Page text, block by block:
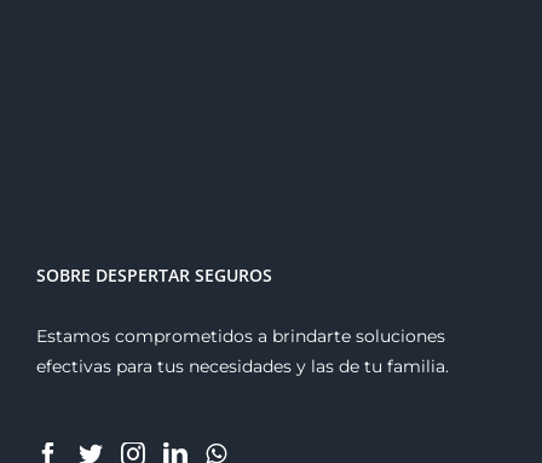
SOBRE DESPERTAR SEGUROS
Estamos comprometidos a brindarte soluciones
efectivas para tus necesidades y las de tu familia.